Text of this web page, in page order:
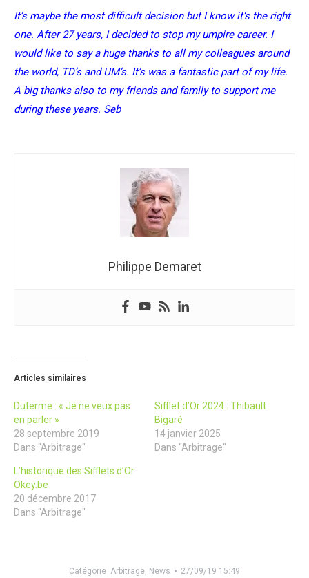
It’s maybe the most difficult decision but I know it‘s the right
one. After 27 years, I decided to stop my umpire career. I
would like to say a huge thanks to all my colleagues around
the world, TD’s and UM’s. It’s was a fantastic part of my life.
A big thanks also to my friends and family to support me
during these years. Seb
Philippe Demaret
Articles similaires
Duterme : « Je ne veux pas
en parler »
28 septembre 2019
Dans "Arbitrage"
Sifflet d’Or 2024 : Thibault
Bigaré
14 janvier 2025
Dans "Arbitrage"
L’historique des Sifflets d’Or
Okey.be
20 décembre 2017
Dans "Arbitrage"
Catégorie Arbitrage News 27/09/19 15:49